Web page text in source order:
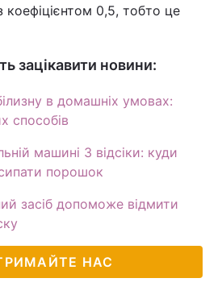
коефіцієнтом 0,5, тобто це
зацікавити новини:
в домашніх умовах:
способів
машині 3 відсіки: куди
порошок
засіб допоможе відмити
НАС